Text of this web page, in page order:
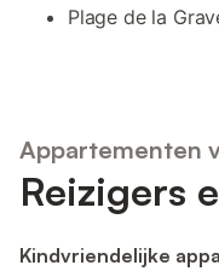
Plage de la
Appartementen
Reizigers
Kindvriendelijke